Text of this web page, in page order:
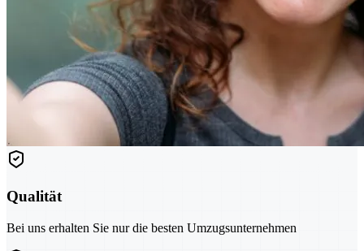
Qualität
Bei uns erhalten Sie nur die besten Umzugsunternehmen